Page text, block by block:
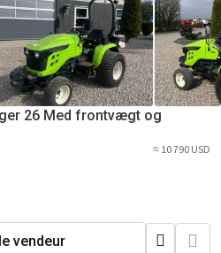
26 Med frontvægt og
≈ 10 790 USD
vendeur